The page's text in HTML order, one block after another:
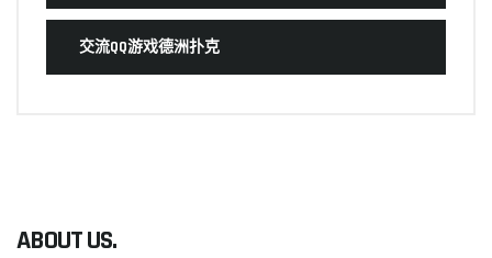
交流QQ游戏德洲扑克
ABOUT US.